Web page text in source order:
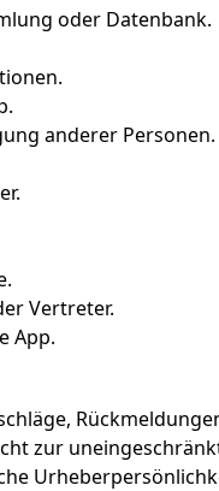
oder Datenbank.
anderer Personen.
Vertreter.
App.
zur